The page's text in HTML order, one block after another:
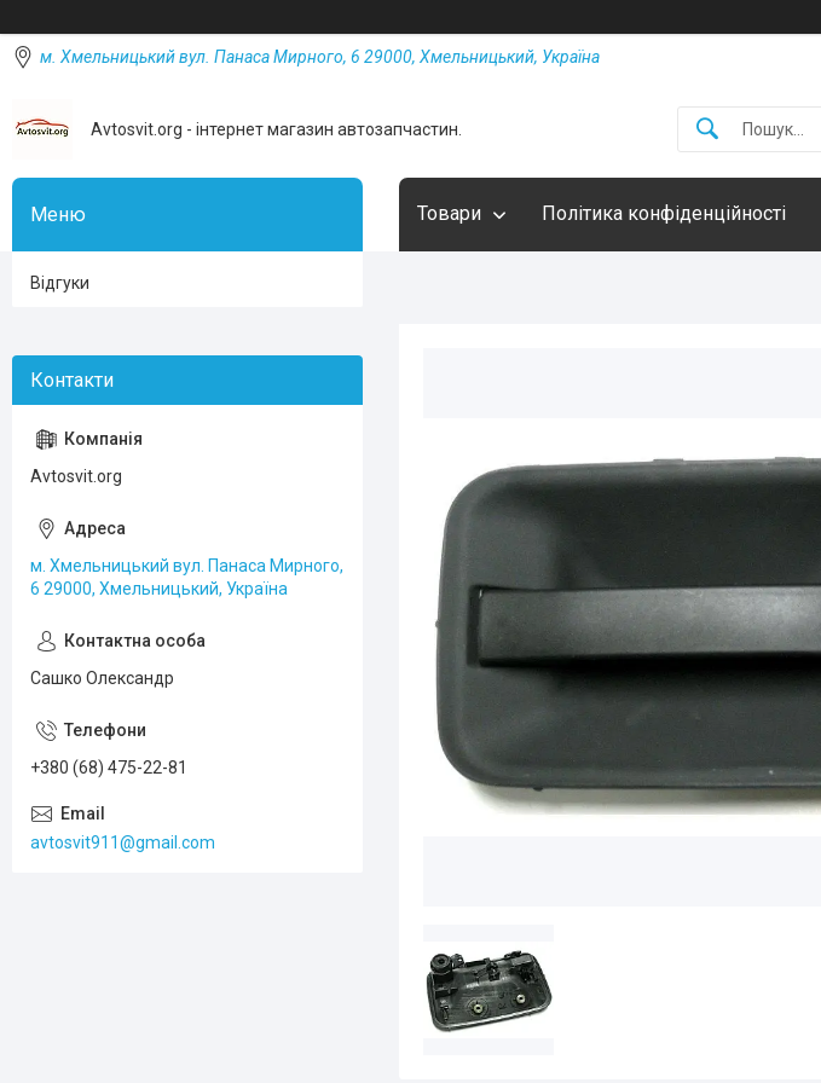
м. Хмельницький вул. Панаса Мирного, 6 29000, Хмельницький, Україна
Avtosvit.org - інтернет магазин автозапчастин.
Товари Політика конфіденційності
Відгуки
Avtosvit.org
м. Хмельницький вул. Панаса Мирного,
6 29000, Хмельницький, Україна
Сашко Олександр
+380 (68) 475-22-81
avtosvit911@gmail.com